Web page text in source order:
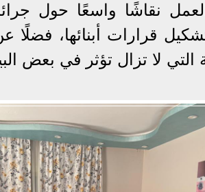
نقاشًا واسعًا حول
قرارات أبنائها، فضلًا عن
التي لا تزال تؤثر في بعض